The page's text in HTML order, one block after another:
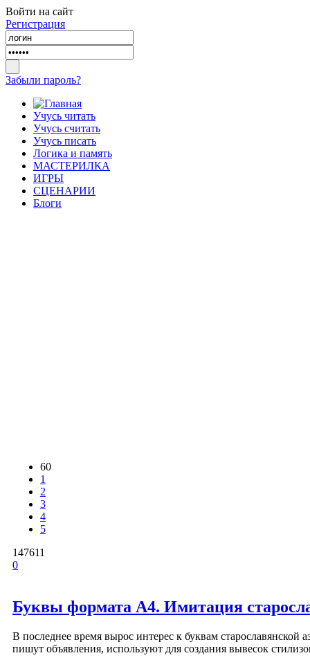
Войти на сайт
Регистрация
Забыли пароль?
Учусь читать
Учусь считать
Учусь писать
Логика и память
МАСТЕРИЛКА
ИГРЫ
СЦЕНАРИИ
Блоги
60
1
2
3
4
5
147611
0
Буквы формата А4. Имитация
В последнее время вырос интерес к буквам
пишут объявления, используют для создания вывесок